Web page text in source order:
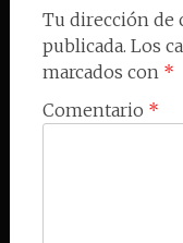
Tu dirección de
publicada. Los
marcados con *
Comentario *